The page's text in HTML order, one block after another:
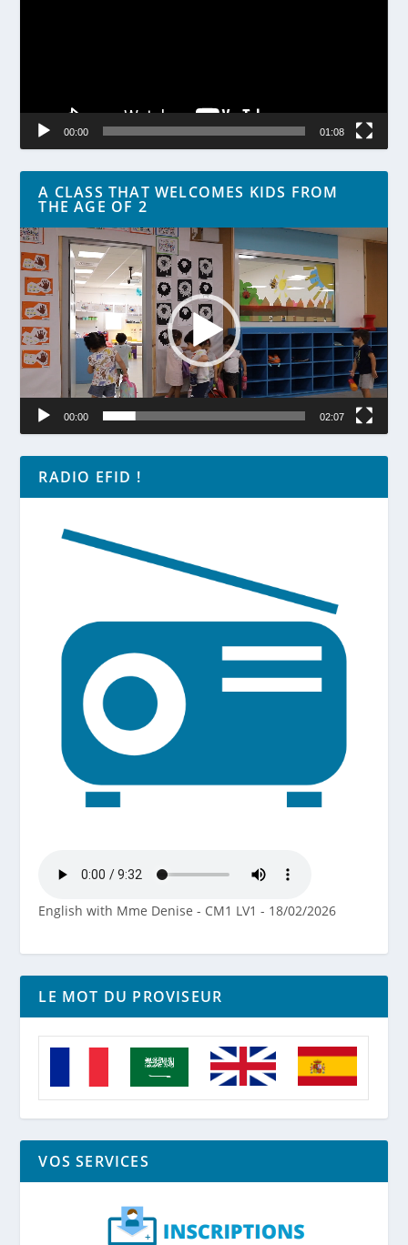
00:00 01:08
A CLASS THAT WELCOMES KIDS FROM
THE AGE OF 2
Lecteur
vidéo
00:00 02:07
RADIO EFID !
English with Mme Denise - CM1 LV1 - 18/02/2026
LE MOT DU PROVISEUR
VOS SERVICES